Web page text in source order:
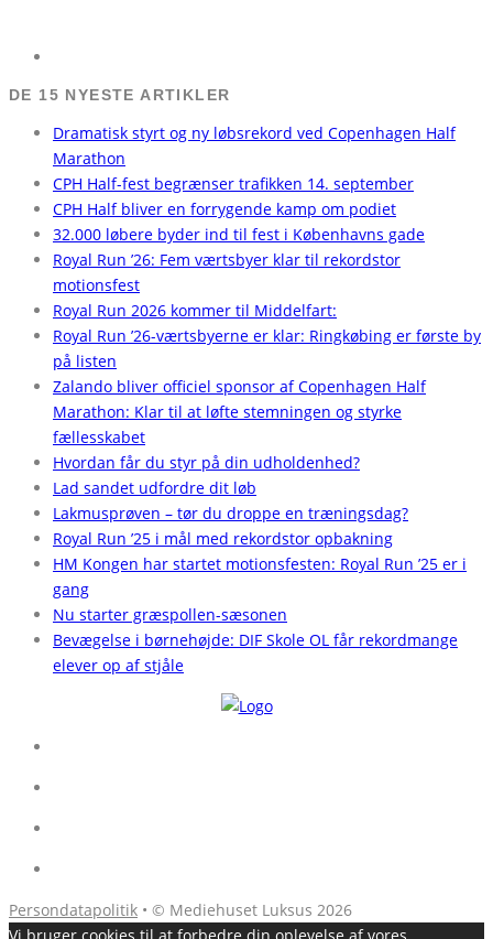
DE 15 NYESTE ARTIKLER
Dramatisk styrt og ny løbsrekord ved Copenhagen Half
Marathon
CPH Half-fest begrænser trafikken 14. september
CPH Half bliver en forrygende kamp om podiet
32.000 løbere byder ind til fest i Københavns gade
Royal Run ’26: Fem værtsbyer klar til rekordstor
motionsfest
Royal Run 2026 kommer til Middelfart:
Royal Run ’26-værtsbyerne er klar: Ringkøbing er første by
på listen
Zalando bliver officiel sponsor af Copenhagen Half
Marathon: Klar til at løfte stemningen og styrke
fællesskabet
Hvordan får du styr på din udholdenhed?
Lad sandet udfordre dit løb
Lakmusprøven – tør du droppe en træningsdag?
Royal Run ’25 i mål med rekordstor opbakning
HM Kongen har startet motionsfesten: Royal Run ’25 er i
gang
Nu starter græspollen-sæsonen
Bevægelse i børnehøjde: DIF Skole OL får rekordmange
elever op af stjåle
Persondatapolitik • © Mediehuset Luksus 2026